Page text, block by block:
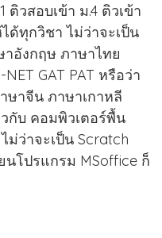
ติวสอบเข้า ม.4 ติวเข้า
ด้ทุกวิชา ไม่ว่าจะเป็น
อังกฤษ ภาษาไทย
GAT PAT หรือว่า
ษาจีน ภาษาเกาหลี
กับ คอมพิวเตอร์พื้น
ม่ว่าจะเป็น Scratch
นโปรแกรม MSoffice ก็